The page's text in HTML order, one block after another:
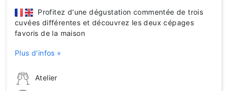
Atelier
Profitez d'une dégustation commentée de trois
cuvées différentes et découvrez les deux cépages
favoris de la maison
Plus d'infos »